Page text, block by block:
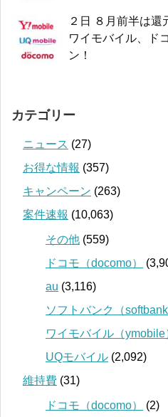
２日 ８月前半は還
ワイモバイル、ド
ン！
カテゴリー
ニュース (27)
お得な情報 (357)
キャンペーン (263)
案件速報 (10,063)
その他 (559)
ドコモ（docomo）
au (3,116)
ソフトバンク（softbank
ワイモバイル（ymobile
UQモバイル (2,092)
維持費 (31)
ドコモ（docomo）
(2)